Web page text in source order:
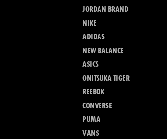
JORDAN BRAND
NIKE
ADIDAS
NEW BALANCE
ASICS
ONITSUKA TIGER
REEBOK
CONVERSE
PUMA
VANS